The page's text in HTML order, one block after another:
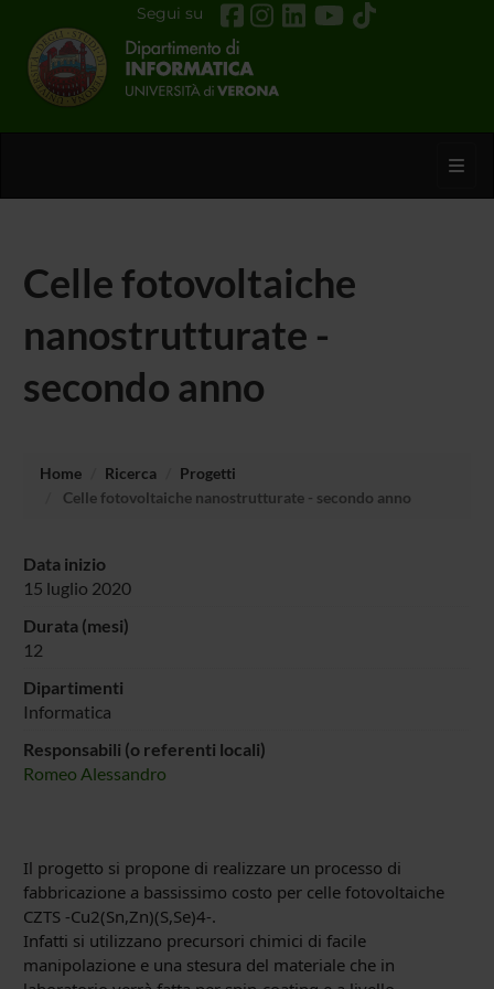
Segui su
Celle fotovoltaiche
nanostrutturate -
secondo anno
Home Ricerca
Progetti
Celle fotovoltaiche nanostrutturate - secondo anno
Data inizio
15 luglio 2020
Durata (mesi)
12
Dipartimenti
Informatica
Responsabili (o referenti locali)
Romeo Alessandro
Il progetto si propone di realizzare un processo di
fabbricazione a bassissimo costo per celle fotovoltaiche
CZTS -Cu2(Sn,Zn)(S,Se)4-.
Infatti si utilizzano precursori chimici di facile
manipolazione e una stesura del materiale che in